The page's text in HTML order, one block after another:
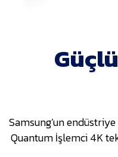
Samsung’un
Quantum İşlemci 4K